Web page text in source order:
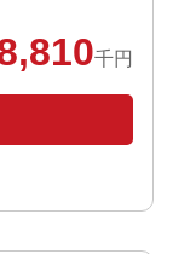
千円